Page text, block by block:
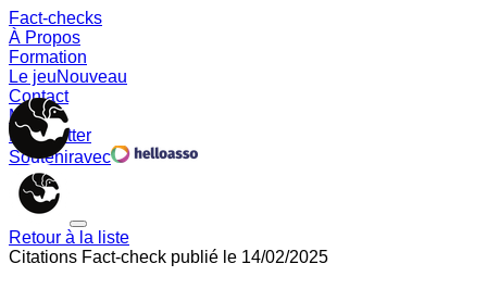
Fact-checks
À Propos
Formation
Le jeuNouveau
Contact
Memes
Newsletter
Souteniravec
Retour à la liste
Citations Fact-check publié le 14/02/2025